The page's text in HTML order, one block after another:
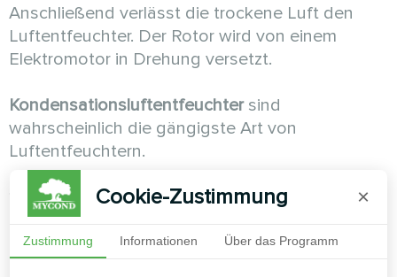
Anschließend verlässt die trockene Luft den
Luftentfeuchter. Der Rotor wird von einem
Elektromotor in Drehung versetzt.
Kondensationsluftentfeuchtersind
wahrscheinlich die gängigste Art von
Luftentfeuchtern.
Sie funktionieren auf der Grundlage der
Tatsache, dass die abgekühlte Luft ihre
Fähigkeit verliert, Feuchtigkeit zu speichern, die
dann in Form von Tröpfchen kondensiert wird.
Cookie-Zustimmung ×
Zustimmung Informationen Über das Programm